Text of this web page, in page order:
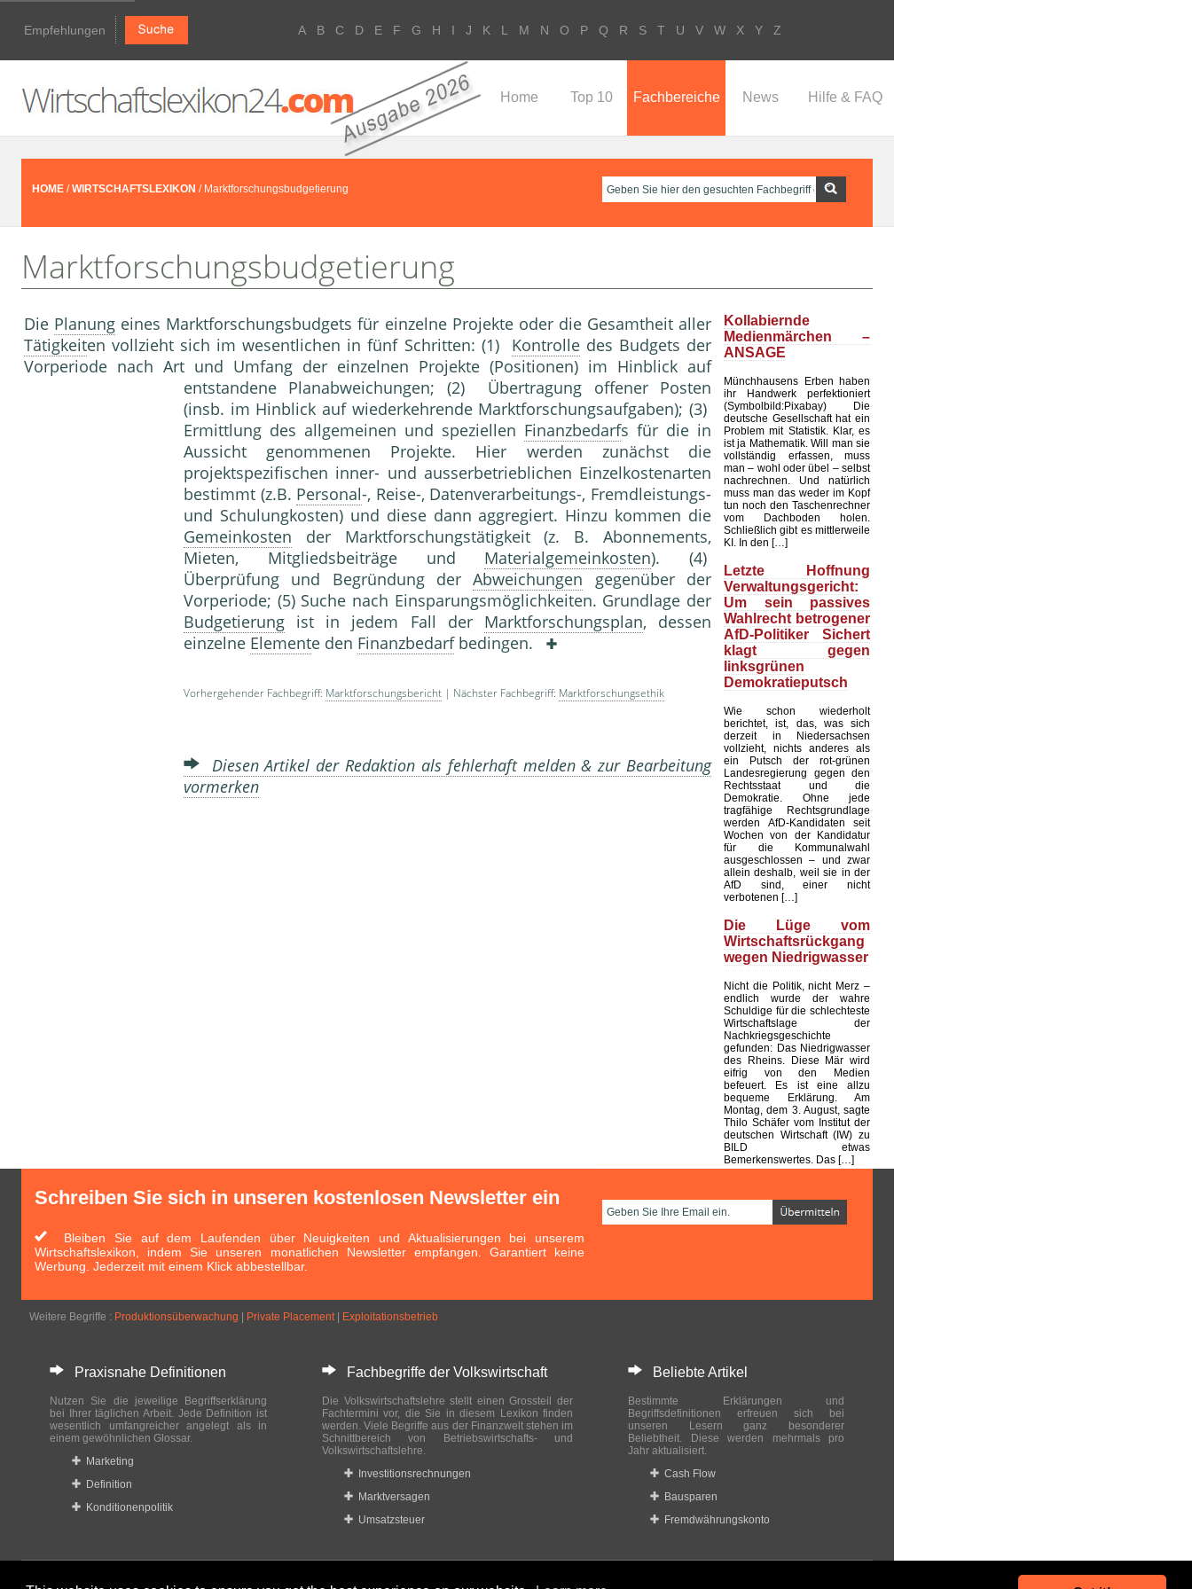
Empfehlungen A B C D E F G H I J K L M N O P Q R S T U V W X Y Z
Home Top 10 Fachbereiche News Hilfe & FAQ
HOME /WIRTSCHAFTSLEXIKON / Marktforschungsbudgetierung
Marktforschungsbudgetierung
Die Planung eines Marktforschungsbudgets für einzelne Projekte oder die Gesamtheit aller
Tätigkeiten vollzieht sich im wesentlichen in fünf Schritten: (1) Kontrolledes Budgets der
Vorperiode nach Art und Umfang der einzelnen Projekte (Positionen) im Hinblick auf
entstandene Planabweichungen; (2) Übertragung offener Posten
(insb. im Hinblick auf wiederkehrende Marktforschungsaufgaben); (3)
Ermittlung des allgemeinen und speziellen Finanzbedarfs für die in
Aussicht genommenen Projekte. Hier werden zunächst die
projektspezifischen inner- und ausserbetrieblichen Einzelkostenarten
bestimmt (z.B. Personal-, Reise-, Datenverarbeitungs-, Fremdleistungs-
und Schulungkosten) und diese dann aggregiert. Hinzu kommen die
Gemeinkosten der Marktforschungstätigkeit (z. B. Abonnements,
Mieten, Mitgliedsbeiträge und Materialgemeinkosten). (4)
Überprüfung und Begründung derAbweichungen gegenüber der
Vorperiode; (5) Suche nach Einsparungsmöglichkeiten. Grundlage der
Budgetierung ist in jedem Fall der Marktforschungsplan, dessen
einzelne Elemente den Finanzbedarfbedingen.
Vorhergehender Fachbegriff: Marktforschungsbericht | Nächster Fachbegriff: Marktforschungsethik
Diesen Artikel der Redaktion als fehlerhaft melden & zur Bearbeitung
vormerken
Kollabiernde
Medienmärchen –
ANSAGE
Münchhausens Erben haben
ihr Handwerk perfektioniert
(Symbolbild:Pixabay) Die
deutsche Gesellschaft hat ein
Problem mit Statistik. Klar, es
ist ja Mathematik. Will man sie
vollständig erfassen, muss
man – wohl oder übel – selbst
nachrechnen. Und natürlich
muss man das weder im Kopf
tun noch den Taschenrechner
vom Dachboden holen.
Schließlich gibt es mittlerweile
KI. In den […]
Letzte Hoffnung
Verwaltungsgericht:
Um sein passives
Wahlrecht betrogener
AfD-Politiker Sichert
klagt gegen
linksgrünen
Demokratieputsch
Wie schon wiederholt
berichtet, ist, das, was sich
derzeit in Niedersachsen
vollzieht, nichts anderes als
ein Putsch der rot-grünen
Landesregierung gegen den
Rechtsstaat und die
Demokratie. Ohne jede
tragfähige Rechtsgrundlage
werden AfD-Kandidaten seit
Wochen von der Kandidatur
für die Kommunalwahl
ausgeschlossen – und zwar
allein deshalb, weil sie in der
AfD sind, einer nicht
verbotenen […]
Die Lüge vom
Wirtschaftsrückgang
wegen Niedrigwasser
Nicht die Politik, nicht Merz –
endlich wurde der wahre
Schuldige für die schlechteste
Wirtschaftslage der
Nachkriegsgeschichte
gefunden: Das Niedrigwasser
des Rheins. Diese Mär wird
eifrig von den Medien
befeuert. Es ist eine allzu
bequeme Erklärung. Am
Montag, dem 3. August, sagte
Thilo Schäfer vom Institut der
deutschen Wirtschaft (IW) zu
BILD etwas
Bemerkenswertes. Das […]
Schreiben Sie sich in unseren kostenlosen Newsletter ein
Bleiben Sie auf dem Laufenden über Neuigkeiten und Aktualisierungen bei unserem
Wirtschaftslexikon, indem Sie unseren monatlichen Newsletter empfangen. Garantiert keine
Werbung. Jederzeit mit einem Klick abbestellbar.
Weitere Begriffe : Produktionsüberwachung Private Placement| Exploitationsbetrieb
Praxisnahe Definitionen
Nutzen Sie die jeweilige Begriffserklärung
bei Ihrer täglichen Arbeit. Jede Definition ist
wesentlich umfangreicher angelegt als in
einem gewöhnlichen Glossar.
Marketing
Definition
Konditionenpolitik
Fachbegriffe der Volkswirtschaft
Die Volkswirtschaftslehre stellt einen Grossteil der
Fachtermini vor, die Sie in diesem Lexikon finden
werden. Viele Begriffe aus der Finanzwelt stehen im
Schnittbereich von Betriebswirtschafts- und
Volkswirtschaftslehre.
Investitionsrechnungen
Marktversagen
Umsatzsteuer
Beliebte Artikel
Bestimmte Erklärungen und
Begriffsdefinitionen erfreuen sich bei
unseren Lesern ganz besonderer
Beliebtheit. Diese werden mehrmals pro
Jahr aktualisiert.
Cash Flow
Bausparen
Fremdwährungskonto